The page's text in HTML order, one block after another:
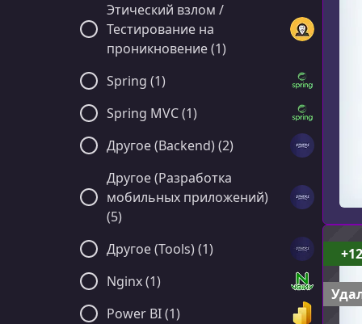
Этический взлом /
Тестирование на
проникновение (1)
Spring (1)
Spring MVC (1)
Другое (Backend) (2)
Другое (Разработка
мобильных приложений)
(5)
Другое (Tools) (1)
Nginx (1)
Power BI (1)
+12